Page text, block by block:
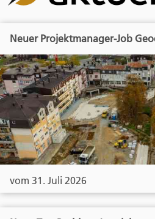
Neuer Projektmanager-Job
vom 31. Juli 2026